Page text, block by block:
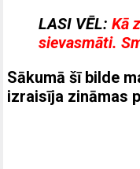
LASI VĒL:Kā
sievasmāti.
Sākumā šī bilde
izraisīja zināmas